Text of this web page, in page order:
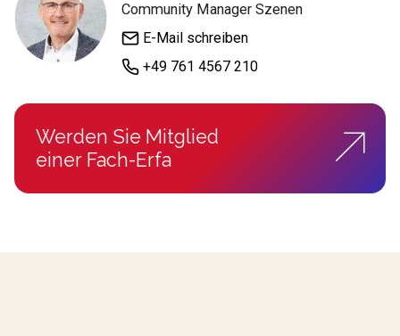
Community Manager Szenen
E-Mail schreiben
+49 761 4567 210
Werden Sie Mitglied
einer Fach-Erfa